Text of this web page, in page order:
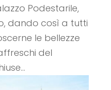
Podestarile,
dando così a tutti
le bellezze
del